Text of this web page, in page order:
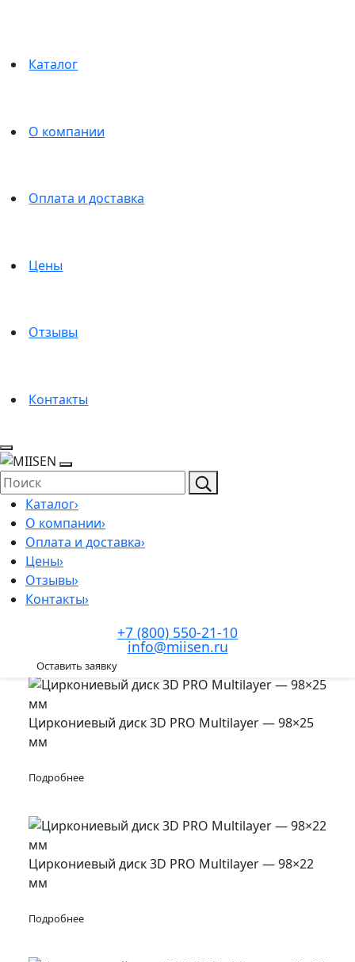
Каталог
О компании
Оплата и доставка
Цены
Отзывы
Контакты
Каталог›
О компании›
Оплата и доставка›
Цены›
Отзывы›
Контакты›
+7 (800) 550-21-10
info@miisen.ru
Оставить заявку
Зуботехнические диски
Главная Товары Зуботехнические диски
Восковые диски
Печи для спекания циркония
Пылесосы зуботехнические
Керамические красители
Циркониевый диск MIISEN (Мисен) 3D PRO
Multilayer — 98×30 мм
Циркониевый диск 3D PRO Multilayer — 98×25
мм
Подробнее
Циркониевый диск 3D PRO Multilayer — 98×22
мм
Подробнее